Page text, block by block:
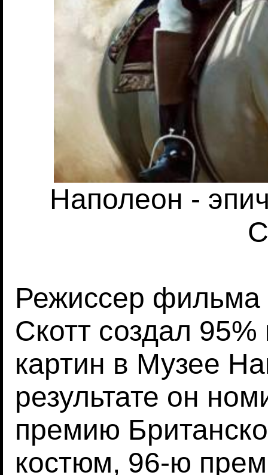
Наполеон -
Режиссер
Скотт создал
картин в Музее
результате он
премию
костюм, 96-ю